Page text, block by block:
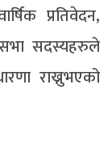
प्रतिवेदन,
सदस्यहरुले
राख्नुभएको